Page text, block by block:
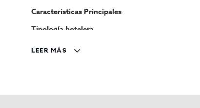
Características Principales
Tipología hotelera
Categoría
LEER MÁS